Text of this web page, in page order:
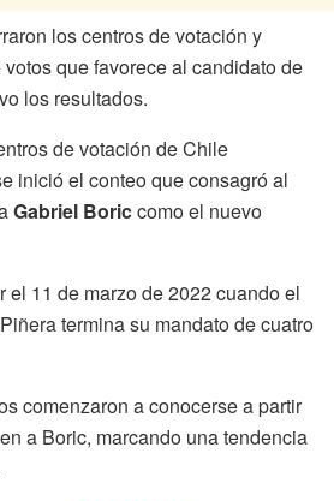
los centros de votación y
que favorece al candidato de
los resultados.
de votación de Chile
inició el conteo que consagró al
Gabriel Boriccomo el nuevo
el 11 de marzo de 2022 cuando el
termina su mandato de cuatro
comenzaron a conocerse a partir
a Boric, marcando una tendencia